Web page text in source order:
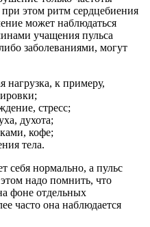
этом ритм сердцебиения
может наблюдаться
учащения пульса
заболеваниями, могут
нагрузка, к примеру,
стресс;
духота;
кофе;
тела.
себя нормально, а пульс
надо помнить, что
фоне отдельных
часто она наблюдается